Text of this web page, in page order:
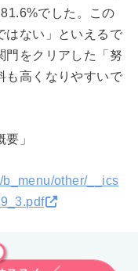
でした。この
はない」といえるで
門をクリアした「努
も高くなりやすいで
」
other/__ics